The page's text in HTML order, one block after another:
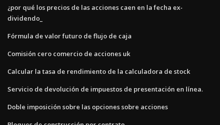
¿por qué los precios de las acciones caen en la fecha ex-
dividendo_
Fórmula de valor futuro de flujo de caja
Comisión cero comercio de acciones uk
Calcular la tasa de rendimiento de la calculadora de stock
Servicio de devolución de impuestos de presentación en línea.
Doble imposición sobre las opciones sobre acciones